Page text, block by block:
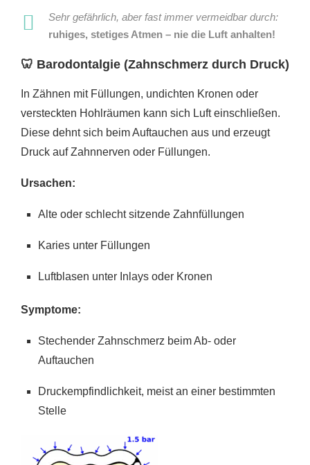
Sehr gefährlich, aber fast immer vermeidbar durch:
ruhiges, stetiges Atmen – nie die Luft anhalten!
🦷 Barodontalgie (Zahnschmerz durch Druck)
In Zähnen mit Füllungen, undichten Kronen oder
versteckten Hohlräumen kann sich Luft einschließen.
Diese dehnt sich beim Auftauchen aus und erzeugt
Druck auf Zahnnerven oder Füllungen.
Ursachen:
Alte oder schlecht sitzende Zahnfüllungen
Karies unter Füllungen
Luftblasen unter Inlays oder Kronen
Symptome:
Stechender Zahnschmerz beim Ab- oder
Auftauchen
Druckempfindlichkeit, meist an einer bestimmten
Stelle